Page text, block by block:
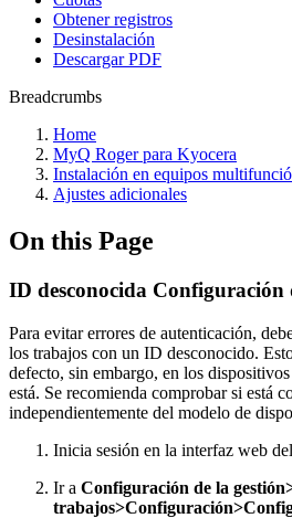
Obtener registros
Desinstalación
Descargar PDF
Breadcrumbs
Home
MyQ Roger para Kyocera
Instalación en equipos
Ajustes adicionales
On this Page
ID desconocida Configuración
Para evitar errores de autenticación,
los trabajos con un ID desconocido.
defecto, sin embargo, en los
está. Se recomienda comprobar si está
independientemente del modelo de
Inicia sesión en la interfaz web
Ir a Configuración de la